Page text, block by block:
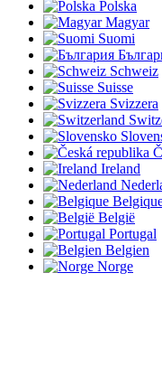
Polska
Magyar
Suomi
Schweiz
Suisse
Svizzera
Ireland
België
Portugal
Belgien
Norge